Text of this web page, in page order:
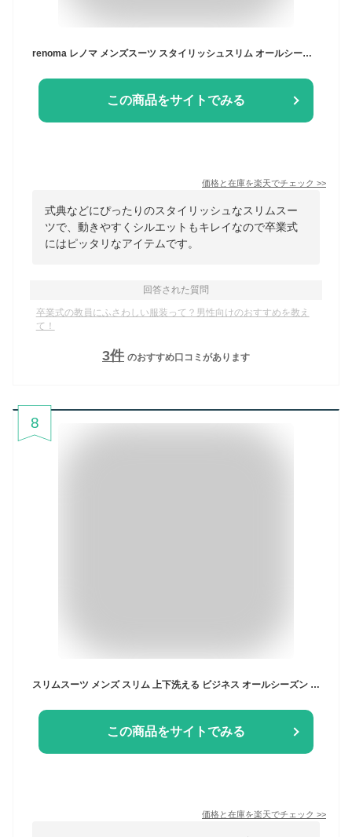
この商品をサイトでみる
価格と在庫を楽天でチェック >>
式典などにぴったりのスタイリッシュなスリムスー
ツで、動きやすくシルエットもキレイなので卒業式
にはピッタリなアイテムです。
回答された質問
卒業式の教員にふさわしい服装って？男性向けのおすすめを教え
て！
3件 のおすすめ口コミがあります
8
この商品をサイトでみる
価格と在庫を楽天でチェック >>